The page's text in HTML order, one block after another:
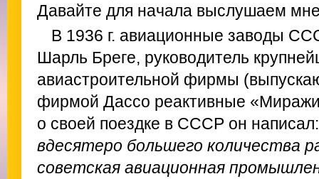
Давайте для начала выслушаем
В 1936 г. авиационные заводы
Шарль Бреге, руководитель
авиастроительной фирмы
фирмой Дассо реактивные
о своей поездке в СССР он
вдесятеро большего количества
советская авиационная